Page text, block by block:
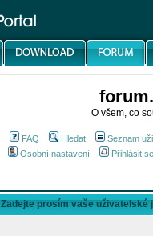
O všem, co
FAQ Hledat Seznam
Osobní nastavení
Přihlásit
Zadejte prosím vaše uživatelské